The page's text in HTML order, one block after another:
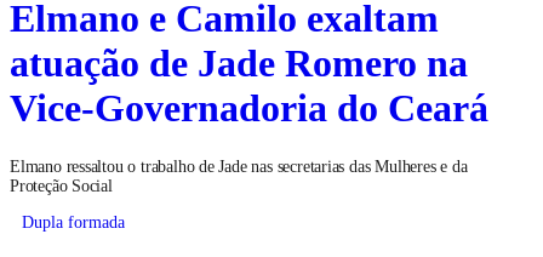
Elmano e Camilo exaltam
atuação de Jade Romero na
Vice-Governadoria do Ceará
Elmano ressaltou o trabalho de Jade nas secretarias das Mulheres e da
Proteção Social
Dupla formada